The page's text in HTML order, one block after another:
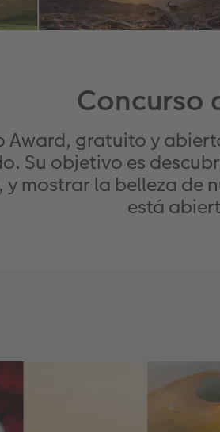
Concurso
Award, gratuito y
Su objetivo es
mostrar la belleza de
está